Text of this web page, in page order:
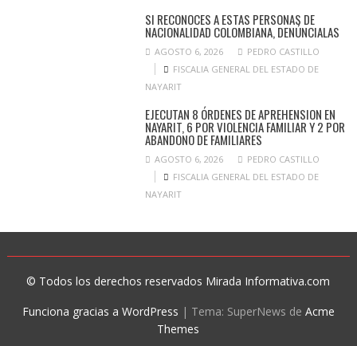
SI RECONOCES A ESTAS PERSONAS DE
NACIONALIDAD COLOMBIANA, DENÚNCIALAS
AGOSTO 6, 2026
PEDRO CASTILLO
FISCALIA GENERAL DEL ESTADO DE
NAYARIT
EJECUTAN 8 ÓRDENES DE APREHENSION EN
NAYARIT, 6 POR VIOLENCIA FAMILIAR Y 2 POR
ABANDONO DE FAMILIARES
AGOSTO 6, 2026
PEDRO CASTILLO
FISCALIA GENERAL DEL ESTADO DE
NAYARIT
© Todos los derechos reservados Mirada Informativa.com
Funciona gracias a WordPress | Tema: SuperNews de Acme
Themes